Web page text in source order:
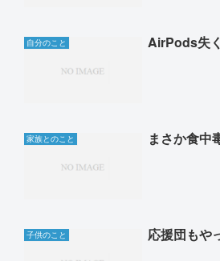
自分のこと AirPods失
家族とのこと まさか食中
子供のこと 応援団もや